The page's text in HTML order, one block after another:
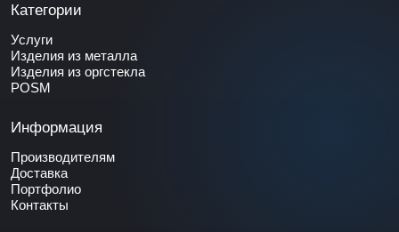
Категории
Услуги
Изделия из металла
Изделия из оргстекла
POSM
Информация
Производителям
Доставка
Портфолио
Контакты